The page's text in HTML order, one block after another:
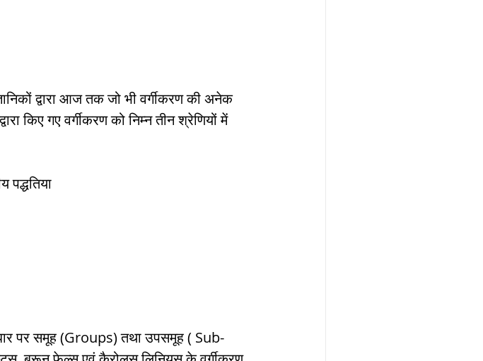
द्वारा आज तक जो भी वर्गीकरण की अनेक
किए गए वर्गीकरण को निम्न तीन श्रेणियों में
पद्धतिया
पर समूह (Groups) तथा उपसमूह ( Sub-